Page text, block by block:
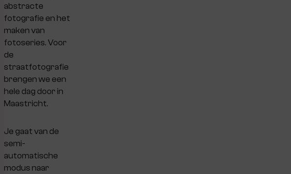
abstracte
fotografie en het
maken van
fotoseries. Voor
de
straatfotografie
brengen we een
hele dag door in
Maastricht.
Je gaat van de
semi-
automatische
modus naar